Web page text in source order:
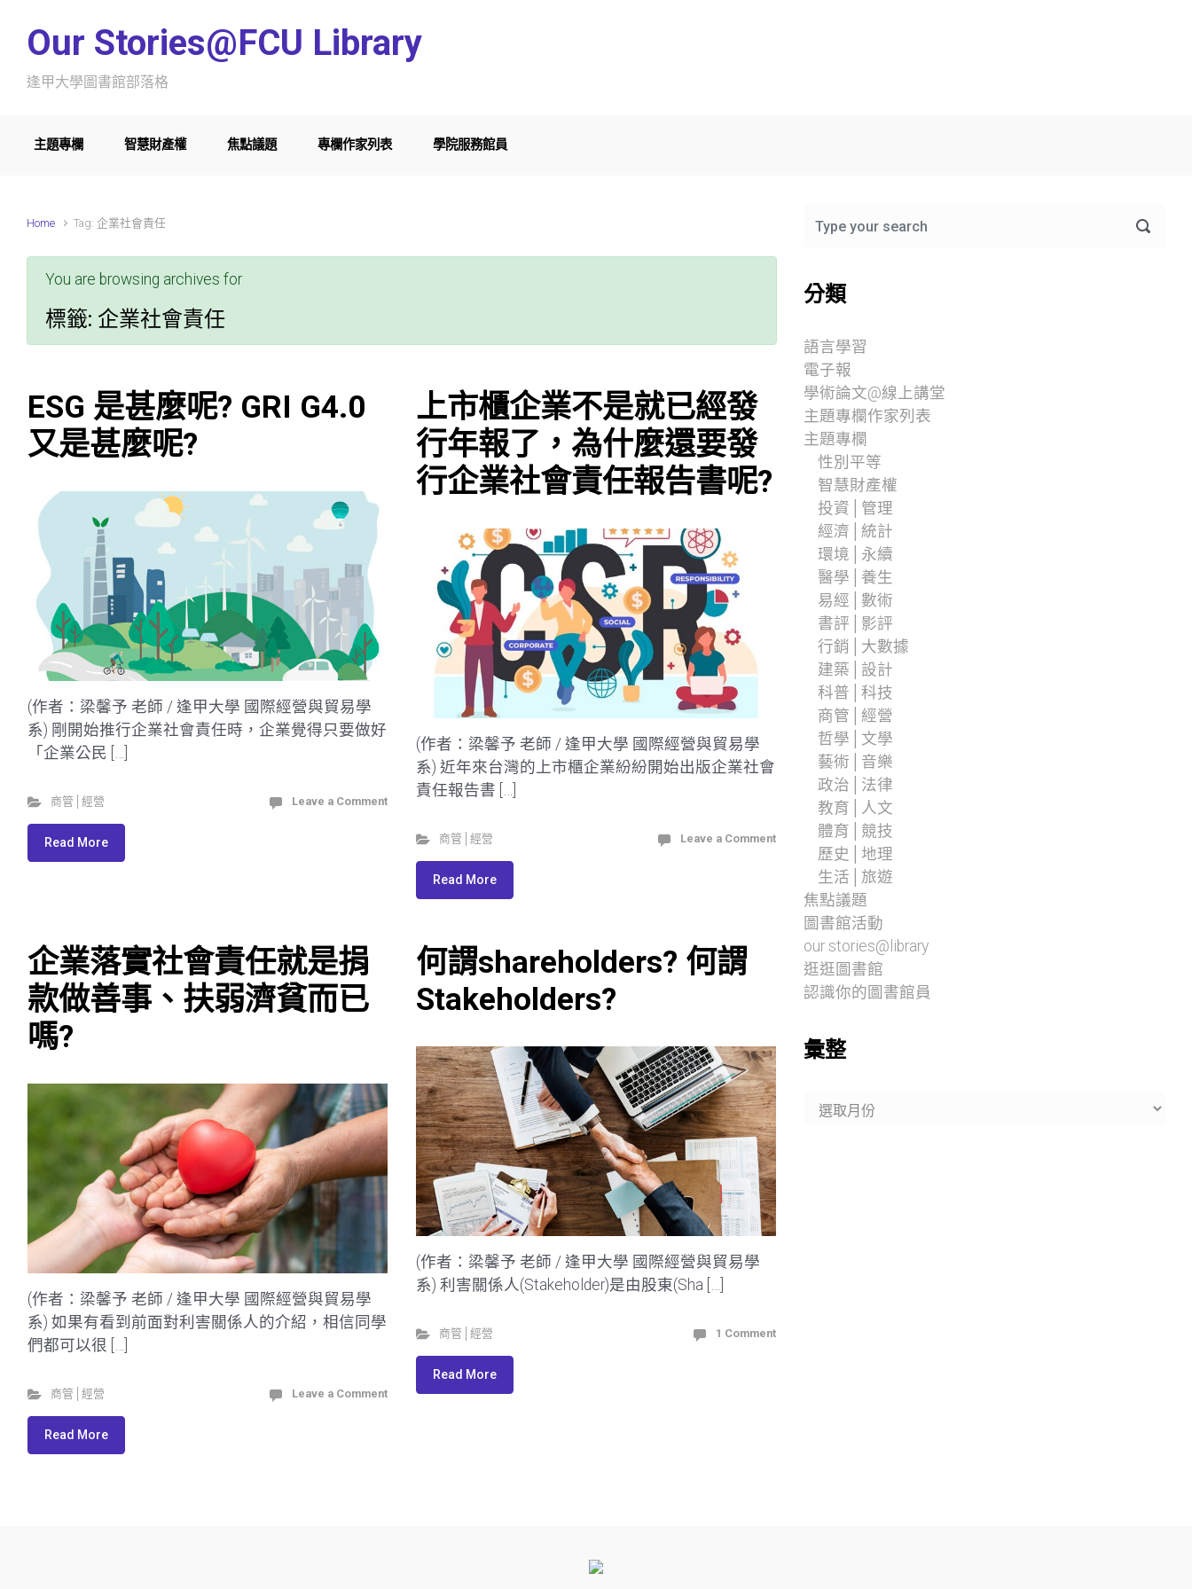
Our Stories@FCU Library
逢甲大學圖書館部落格
主題專欄 智慧財產權 焦點議題 專欄作家列表 學院服務館員
Home Tag: 企業社會責任
You are browsing archives for
標籤: 企業社會責任
ESG 是甚麼呢? GRI G4.0
又是甚麼呢?
(作者：梁馨予 老師 / 逢甲大學 國際經營與貿易學
系) 剛開始推行企業社會責任時，企業覺得只要做好
「企業公民 […]
商管│經營 Leave a Comment
Read More
上市櫃企業不是就已經發
行年報了，為什麼還要發
行企業社會責任報告書呢?
(作者：梁馨予 老師 / 逢甲大學 國際經營與貿易學
系) 近年來台灣的上市櫃企業紛紛開始出版企業社會
責任報告書 […]
商管│經營 Leave a Comment
Read More
企業落實社會責任就是捐
款做善事、扶弱濟貧而已
嗎?
(作者：梁馨予 老師 / 逢甲大學 國際經營與貿易學
系) 如果有看到前面對利害關係人的介紹，相信同學
們都可以很 […]
商管│經營 Leave a Comment
Read More
何謂shareholders? 何謂
Stakeholders?
(作者：梁馨予 老師 / 逢甲大學 國際經營與貿易學
系) 利害關係人(Stakeholder)是由股東(Sha […]
商管│經營 1 Comment
Read More
分類
語言學習
電子報
學術論文@線上講堂
主題專欄作家列表
主題專欄
性別平等
智慧財產權
投資│管理
經濟│統計
環境│永續
醫學│養生
易經│數術
書評│影評
行銷│大數據
建築│設計
科普│科技
商管│經營
哲學│文學
藝術│音樂
政治│法律
教育│人文
體育│競技
歷史│地理
生活│旅遊
焦點議題
圖書館活動
our stories@library
逛逛圖書館
認識你的圖書館員
彙整